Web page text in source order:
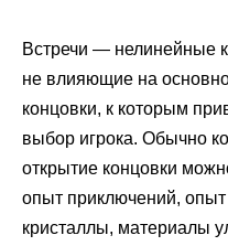
Встречи — нелинейные
не влияющие на
концовки, к которым
выбор игрока. Обычно
открытие концовки
опыт приключений,
кристаллы, материалы